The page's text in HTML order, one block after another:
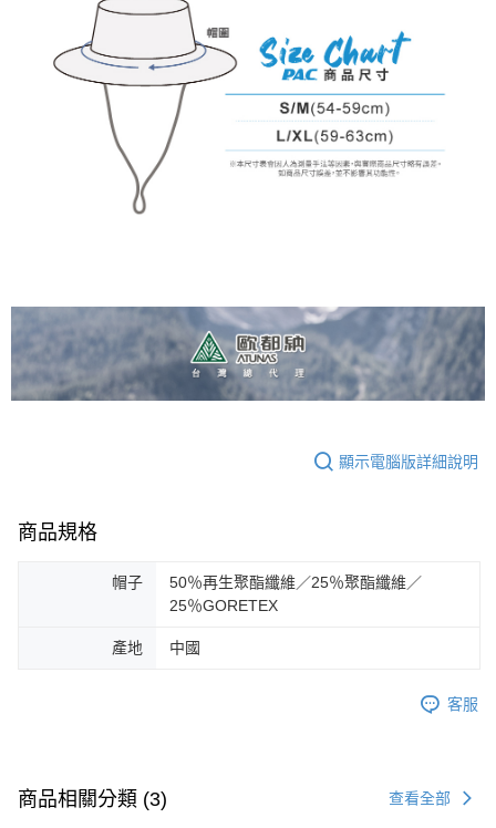
顯示電腦版詳細說明
商品規格
帽子
50％再生聚酯纖維／25％聚酯纖維／
25％GORETEX
產地 中國
客服
商品相關分類 (3) 查看全部